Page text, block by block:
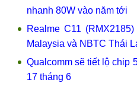
nhanh 80W vào năm tới
Realme C11
Malaysia và NBTC Thái
Qualcomm sẽ tiết lộ chip
17 tháng 6